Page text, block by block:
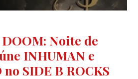
Noite de
INHUMAN e
SIDE B ROCKS